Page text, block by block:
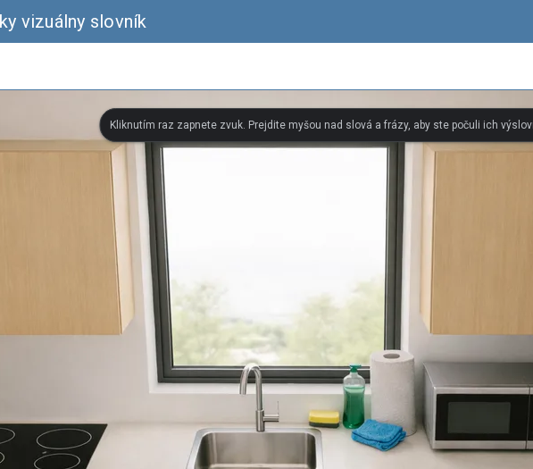
vizuálny slovník
Kliknutím raz zapnete zvuk. Prejdite myšou nad slová a frázy, aby ste počuli ich